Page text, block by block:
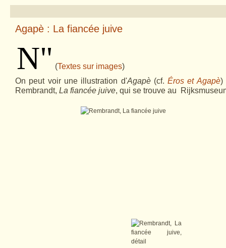
Agapè : La fiancée juive
N" (Textes sur images)
On peut voir une illustration d'Agapè(cf.Éros et Agapè)
Rembrandt, La fiancée juive, qui se trouve au